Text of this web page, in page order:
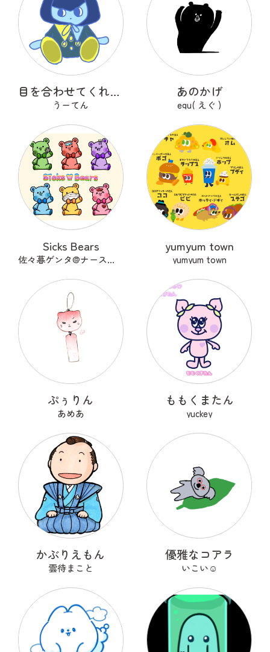
目を合わせてくれないコバンザメちゃん
うーてん
あのかげ
egu( えぐ )
Sicks Bears
佐々暮ゲンタ@ナース兼描き
yumyum town
yumyum town
ぷぅりん
あめあ
ももくまたん
yuckey
かぶりえもん
雲待まこと
優雅なコアラ
いこい☺︎